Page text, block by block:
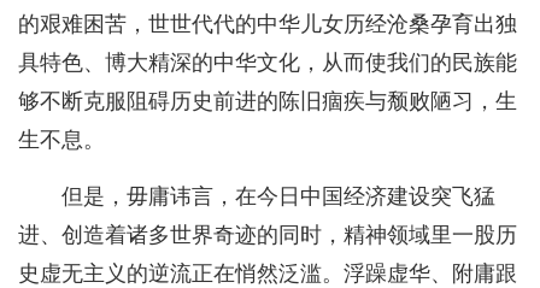
的艰难困苦，世世代代的中华儿女历经沧桑孕育出独
具特色、博大精深的中华文化，从而使我们的民族能
够不断克服阻碍历史前进的陈旧痼疾与颓败陋习，生
生不息。
但是，毋庸讳言，在今日中国经济建设突飞猛
进、创造着诸多世界奇迹的同时，精神领域里一股历
史虚无主义的逆流正在悄然泛滥。浮躁虚华、附庸跟